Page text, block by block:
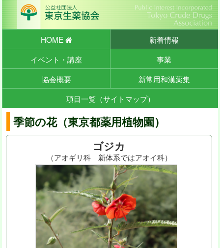
HOME
新着情報
イベント・講座
事業
協会概要
新常用和漢薬集
項目一覧（サイトマップ）
季節の花（東京都薬用植物園）
ゴジカ
（アオギリ科 新体系ではアオイ科）